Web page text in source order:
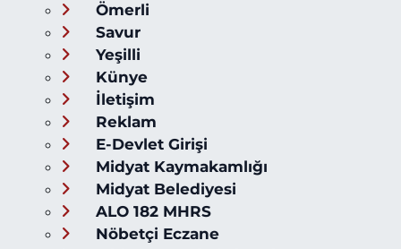
Ömerli
Savur
Yeşilli
Künye
İletişim
Reklam
E-Devlet Girişi
Midyat Kaymakamlığı
Midyat Belediyesi
ALO 182 MHRS
Nöbetçi Eczane